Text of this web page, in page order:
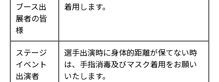
ブース出
展者の皆
様
着用します。
ステージ
イベント
出演者
選手出演時に身体的距離が保てない時
は、手指消毒及びマスク着用をお願い
いたします。